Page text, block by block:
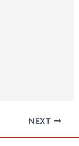
NEXT